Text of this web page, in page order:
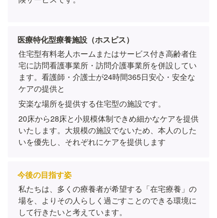
医療特化型療養施設（ホスピス）
住宅型有料老人ホームまたはサービス付き高齢者住
宅に訪問看護事業所・訪問介護事業所を併設してい
ます。看護師・介護士が24時間365日安心・安全な
ケアの提供と
安楽な場所を提供する住宅型の施設です。
20床から28床と小規模体制できめ細かなケアを提供
いたします。大規模の施設でないため、本人のした
いを優先し、それぞれにケアを提供します
今後の目指す姿
私たちは、多くの療養者が希望する「在宅療養」の
場を、よりその人らしく過ごすことのできる環境に
して行きたいと考えています。